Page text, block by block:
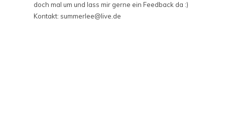
doch mal um und lass mir gerne ein Feedback da :)
Kontakt: summerlee@live.de